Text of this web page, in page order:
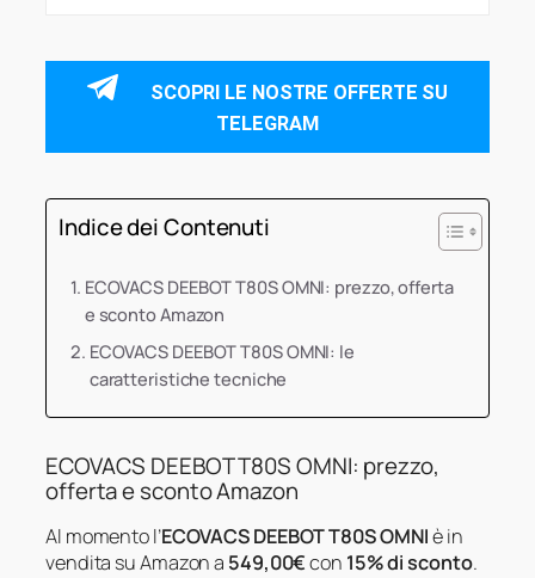
SCOPRI LE NOSTRE OFFERTE SU
TELEGRAM
Indice dei Contenuti
ECOVACS DEEBOT T80S OMNI: prezzo, offerta
e sconto Amazon
ECOVACS DEEBOT T80S OMNI: le
caratteristiche tecniche
ECOVACS DEEBOT T80S OMNI: prezzo,
offerta e sconto Amazon
Al momento l’ECOVACS DEEBOT T80S OMNIè in
vendita su Amazon a 549,00€con 15% di sconto.